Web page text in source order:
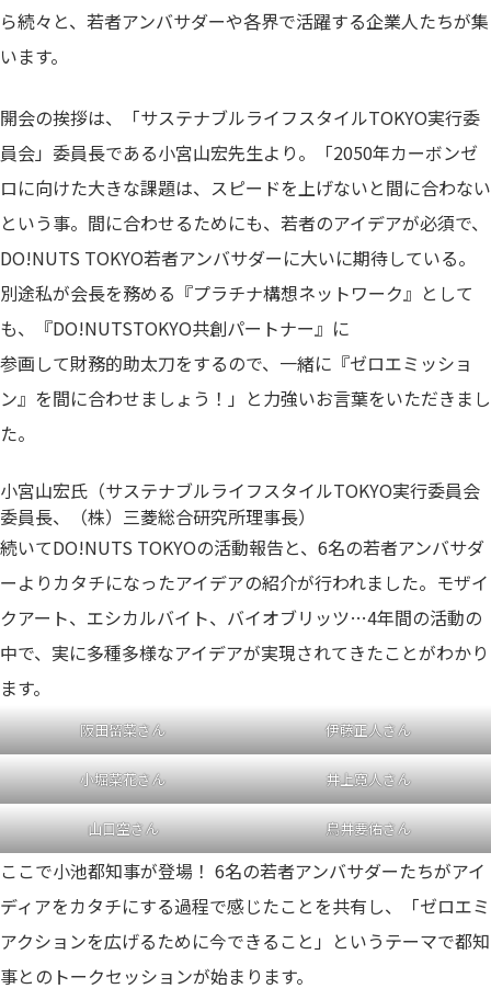
ら続々と、若者アンバサダーや各界で活躍する企業人たちが集
います。
開会の挨拶は、「サステナブルライフスタイルTOKYO実行委
員会」委員長である小宮山宏先生より。「2050年カーボンゼ
ロに向けた大きな課題は、スピードを上げないと間に合わない
という事。間に合わせるためにも、若者のアイデアが必須で、
DO!NUTS TOKYO若者アンバサダーに大いに期待している。
別途私が会長を務める『プラチナ構想ネットワーク』として
も、『DO!NUTSTOKYO共創パートナー』に
参画して財務的助太刀をするので、一緒に『ゼロエミッショ
ン』を間に合わせましょう！」と力強いお言葉をいただきまし
た。
小宮山宏氏（サステナブルライフスタイルTOKYO実行委員会
委員長、（株）三菱総合研究所理事長）
続いてDO!NUTS TOKYOの活動報告と、6名の若者アンバサダ
ーよりカタチになったアイデアの紹介が行われました。モザイ
クアート、エシカルバイト、バイオブリッツ…4年間の活動の
中で、実に多種多様なアイデアが実現されてきたことがわかり
ます。
阪田留菜さん 伊藤正人さん
小堀菜花さん 井上寛人さん
山口空さん 鳥井要佑さん
ここで小池都知事が登場！ 6名の若者アンバサダーたちがアイ
ディアをカタチにする過程で感じたことを共有し、「ゼロエミ
アクションを広げるために今できること」というテーマで都知
事とのトークセッションが始まります。